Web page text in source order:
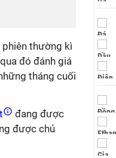
phiên thường kì
đó đánh giá
tháng cuối
đang được
được chủ